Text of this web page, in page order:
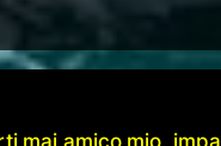
mai amico mio,